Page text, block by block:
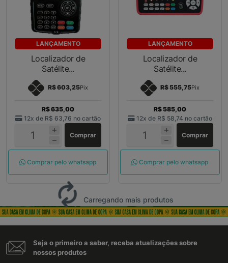
LANÇAMENTO
Localizador de
Satélite...
R$ 603,25Pix
R$ 635,00
12x de R$ 63,76 no cartão
Comprar
Comprar pelo whatsapp
LANÇAMENTO
Localizador de
Satélite...
R$ 555,75Pix
R$ 585,00
12x de R$ 58,74 no cartão
Comprar
Comprar pelo whatsapp
Carregando mais produtos
Seja o primeiro a saber, receba atualizações sobre
nossos produtos